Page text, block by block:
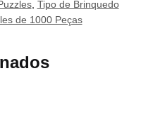
, Tipo de Brinquedo
de 1000 Peças